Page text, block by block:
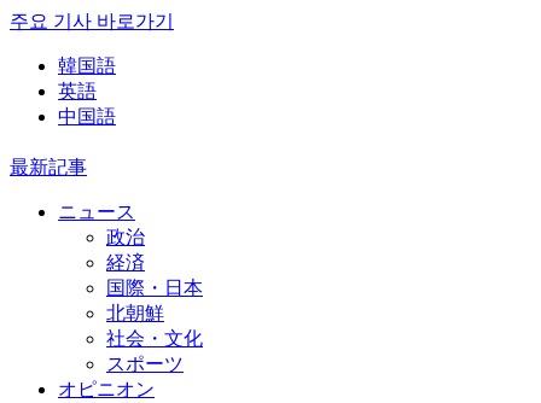
주요 기사 바로가기
韓国語
英語
中国語
最新記事
ニュース
政治
経済
国際・日本
北朝鮮
社会・文化
スポーツ
オピニオン